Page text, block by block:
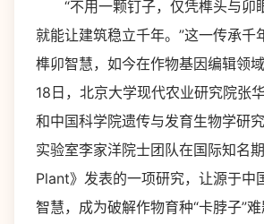
“不用一颗钉子，仅凭榫头与卯眼
就能让建筑稳立千年。”这一传承千
榫卯智慧，如今在作物基因编辑领
18日，北京大学现代农业研究院张
和中国科学院遗传与发育生物学研
实验室李家洋院士团队在国际知名
Plant》发表的一项研究，让源于中
智慧，成为破解作物育种“卡脖子”难